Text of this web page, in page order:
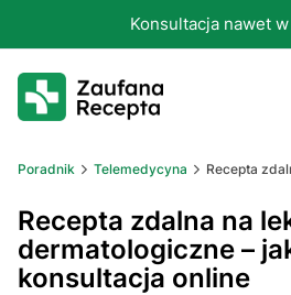
Konsultacja nawet
Poradnik Telemedycyna Recepta
Recepta zdalna na
dermatologiczne –
konsultacja online